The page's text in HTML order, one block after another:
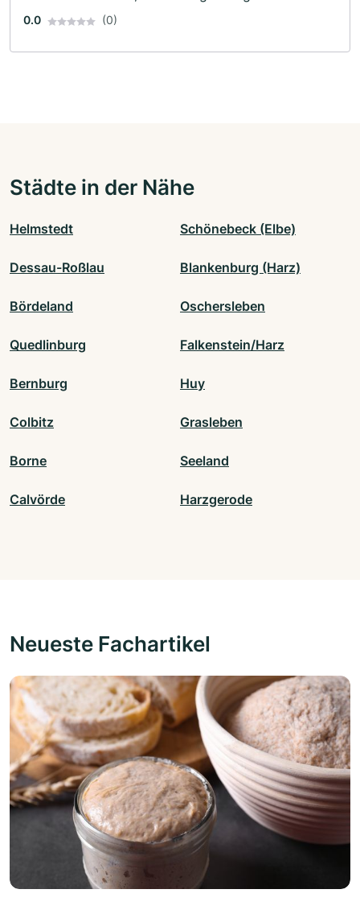
0.0 (0)
Städte in der Nähe
Helmstedt Schönebeck (Elbe)
Dessau-Roßlau Blankenburg (Harz)
Bördeland Oschersleben
Quedlinburg Falkenstein/Harz
Bernburg Huy
Colbitz Grasleben
Borne Seeland
Calvörde Harzgerode
Neueste Fachartikel